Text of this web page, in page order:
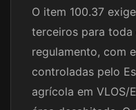
O item 100.37
terceiros para
regulamento, com
controladas pelo
agrícola em VLOS/